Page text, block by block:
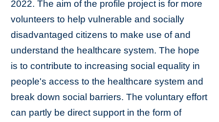
2022.The aim of the profile project is for more
volunteers to help vulnerable and socially
disadvantaged citizens to make use of and
understand the healthcare system. The hope
is to contribute to increasing social equality in
people's access to the healthcare system and
break down social barriers. The voluntary effort
can partly be direct support in the form of